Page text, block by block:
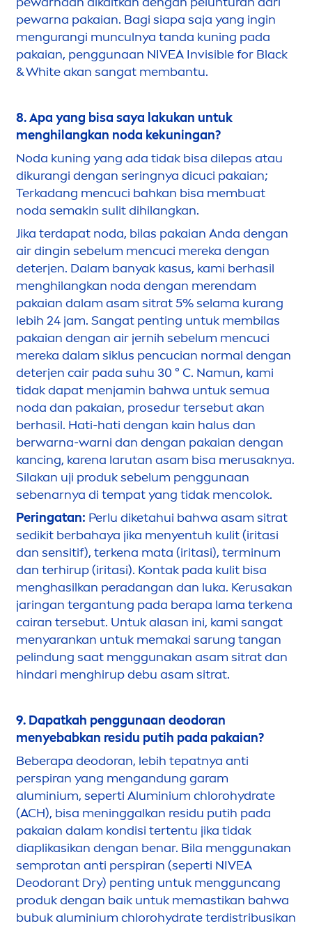
pewarna pakaian. Bagi siapa saja yang ingin
mengurangi munculnya tanda kuning pada
pakaian, penggunaan NIVEA Invisible for Black
&Whiteakan sangat membantu.
8. Apa yang bisa saya lakukan untuk
menghilangkan noda kekuningan?
Noda kuning yang ada tidak bisa dilepas atau
dikurangi dengan seringnya dicuci pakaian;
Terkadang mencuci bahkan bisa membuat
noda semakin sulit dihilangkan.
Jika terdapat noda, bilas pakaian Anda dengan
air dingin sebelum mencuci mereka dengan
deterjen. Dalam banyak kasus, kami berhasil
menghilangkan noda dengan merendam
pakaian dalam asam sitrat 5% selama kurang
lebih 24 jam. Sangat penting untuk membilas
pakaian dengan air jernih sebelum mencuci
mereka dalam siklus pencucian normal dengan
deterjen cair pada suhu 30 ° C. Namun, kami
tidak dapat menjamin bahwa untuk semua
noda dan pakaian, prosedur tersebut akan
berhasil. Hati-hati dengan kain halus dan
berwarna-warni dan dengan pakaian dengan
kancing, karena larutan asam bisa merusaknya.
Silakan uji produk sebelum penggunaan
sebenarnya di tempat yang tidak mencolok.
Peringatan: Perlu diketahui bahwa asam sitrat
sedikit berbahaya jika menyentuh kulit (iritasi
dan sensitif), terkena mata (iritasi), terminum
dan terhirup (iritasi). Kontak pada kulit bisa
menghasilkan peradangan dan luka. Kerusakan
jaringan tergantung pada berapa lama terkena
cairan tersebut. Untuk alasan ini, kami sangat
menyarankan untuk memakai sarung tangan
pelindung saat menggunakan asam sitrat dan
hindari menghirup debu asam sitrat.
9. Dapatkah penggunaan deodoran
menyebabkan residu putih pada pakaian?
Beberapa deodoran, lebih tepatnya anti
perspiran yang mengandung garam
aluminium, seperti Aluminium chlorohydrate
(ACH), bisa meninggalkan residu putih pada
pakaian dalam kondisi tertentu jika tidak
diaplikasikan dengan benar. Bila menggunakan
semprotan anti perspiran (seperti NIVEA
Deodorant Dry) penting untuk mengguncang
produk dengan baik untuk memastikan bahwa
bubuk aluminium chlorohydrate terdistribusikan